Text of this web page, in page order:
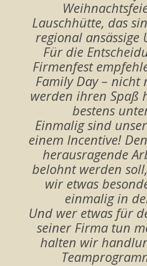
Lauschhütte, das
regional ansässige
Für die
Firmenfest
Family Day – nicht
werden ihren Spaß
bestens
Einmalig sind
einem Incentive!
herausragende
belohnt werden
wir etwas
einmalig in
Und wer etwas für
seiner Firma tun
halten wir